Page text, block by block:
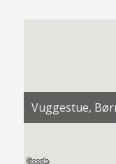
Vuggestue,